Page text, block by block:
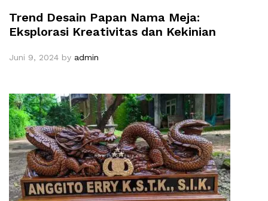
Trend Desain Papan Nama Meja:
Eksplorasi Kreativitas dan Kekinian
Juni 9, 2024 by admin